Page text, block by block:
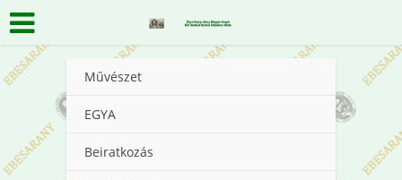
Művészet
EGYA
Beiratkozás